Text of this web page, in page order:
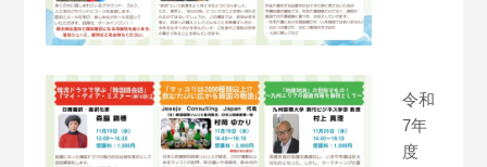
令和
7年
度